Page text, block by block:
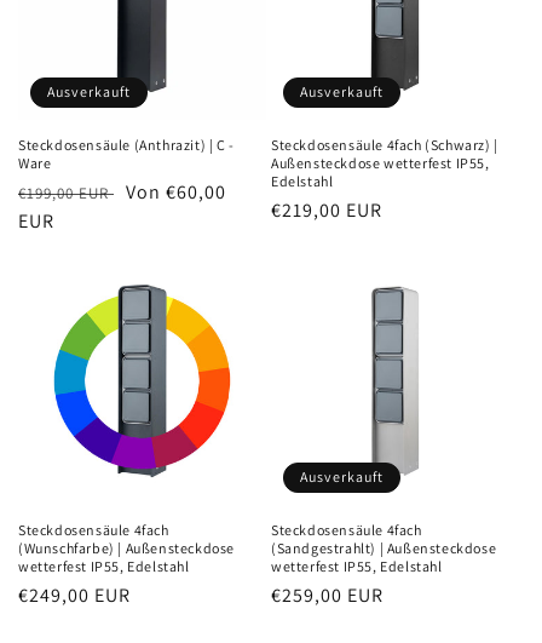
Ausverkauft
Steckdosensäule (Anthrazit) | C -
Ware
Normaler
Preis
€199,00 EUR Verkaufspreis
Von €60,00
EUR
Ausverkauft
Steckdosensäule 4fach (Schwarz) |
Außensteckdose wetterfest IP55,
Edelstahl
Normaler
€219,00 EUR
Steckdosensäule 4fach
(Wunschfarbe) | Außensteckdose
wetterfest IP55, Edelstahl
Normaler
€249,00 EUR
Ausverkauft
Steckdosensäule 4fach
(Sandgestrahlt) | Außensteckdose
wetterfest IP55, Edelstahl
Normaler
€259,00 EUR